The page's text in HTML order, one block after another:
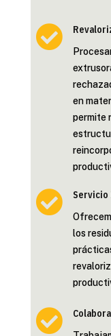

en
permite
 Servicio
los
